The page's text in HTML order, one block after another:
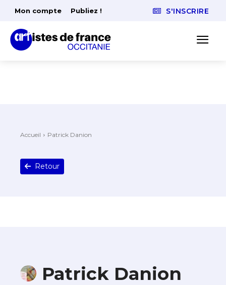
Mon compte Publiez ! S'INSCRIRE
Accueil Patrick Danion
Retour
Patrick Danion